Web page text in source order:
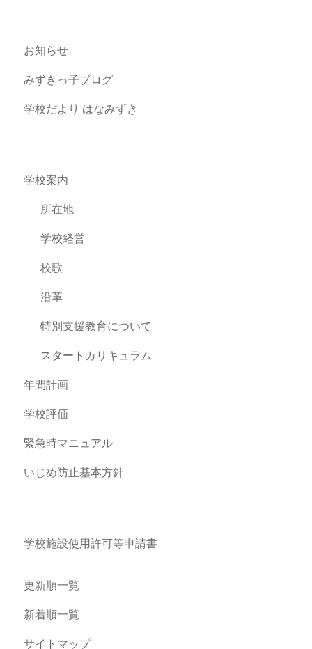
お知らせ
みずきっ子ブログ
学校だより はなみずき
学校案内
所在地
学校経営
校歌
沿革
特別支援教育について
スタートカリキュラム
年間計画
学校評価
緊急時マニュアル
いじめ防止基本方針
学校施設使用許可等申請書
更新順一覧
新着順一覧
サイトマップ